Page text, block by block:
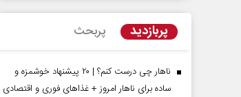
پربازدید پربحث
ناهار چی درست کنم؟ | ۲۰ پیشنهاد خوشمزه و
ساده برای ناهار امروز + غذاهای فوری و اقتصادی